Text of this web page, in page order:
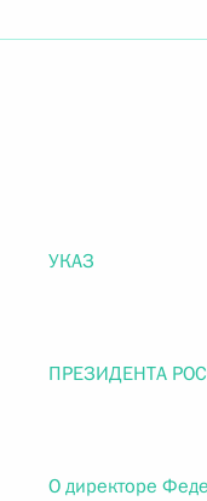
УКАЗ
ПРЕЗИДЕНТА
О директоре